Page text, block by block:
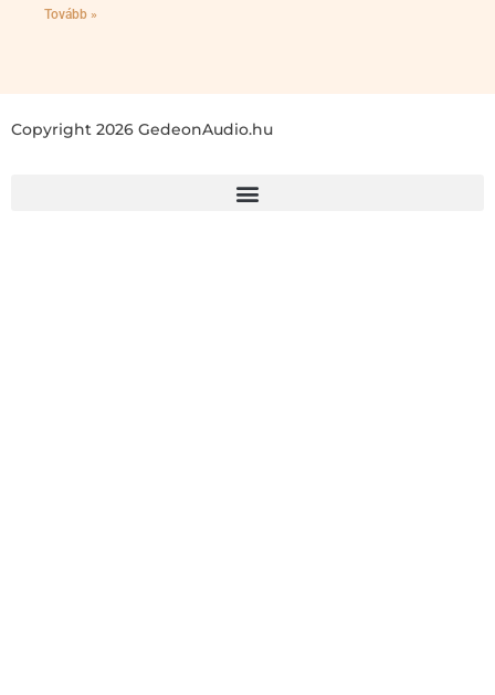
Tovább »
Copyright 2026 GedeonAudio.hu